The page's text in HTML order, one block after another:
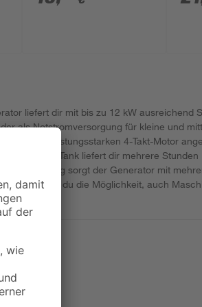
liefert dir mit bis zu 12 kW ausreichend
als Notstromversorgung für kleine und
einem leistungsstarken 4-Takt-Motor
16-Liter-Tank liefert dir mehrere Stunden
sorgt der Generator mit
hast du die Möglichkeit, auch